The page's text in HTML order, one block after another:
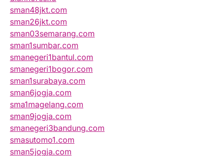
sman48jkt.com
sman26jkt.com
sman03semarang.com
sman1sumbar.com
smanegeri1bantul.com
smanegeri1bogor.com
sman1surabaya.com
sman6jogja.com
sma1magelang.com
sman9jogja.com
smanegeri3bandung.com
smasutomo1.com
sman5jogja.com